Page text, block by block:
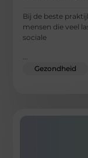
Bij de beste
mensen die veel
sociale
Gezondheid